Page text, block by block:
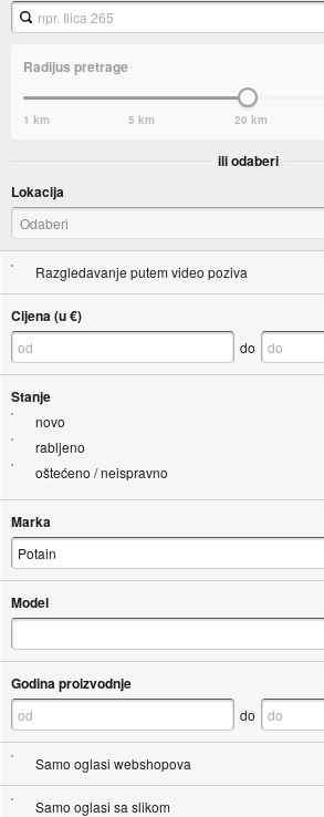
Radijus pretrage
1 km 5 km 20 km
ili odaberi
Lokacija
Odaberi
Razgledavanje putem video poziva
Cijena (u €)
do
Stanje
novo
rabljeno
oštećeno / neispravno
Marka
Model
Godina proizvodnje
do
Samo oglasi webshopova
Samo oglasi sa slikom